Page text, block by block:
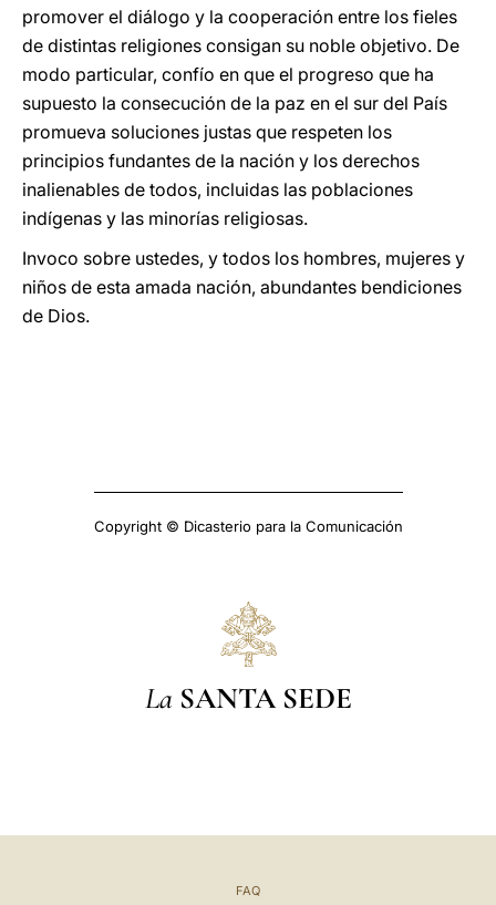
promover el diálogo y la cooperación entre los fieles
de distintas religiones consigan su noble objetivo. De
modo particular, confío en que el progreso que ha
supuesto la consecución de la paz en el sur del País
promueva soluciones justas que respeten los
principios fundantes de la nación y los derechos
inalienables de todos, incluidas las poblaciones
indígenas y las minorías religiosas.
Invoco sobre ustedes, y todos los hombres, mujeres y
niños de esta amada nación, abundantes bendiciones
de Dios.
Copyright © Dicasterio para la Comunicación
La SANTA SEDE
FAQ